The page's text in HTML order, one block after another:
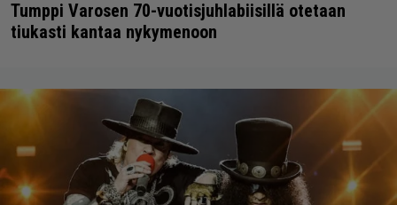
Tumppi Varosen 70-vuotisjuhlabiisillä otetaan
tiukasti kantaa nykymenoon